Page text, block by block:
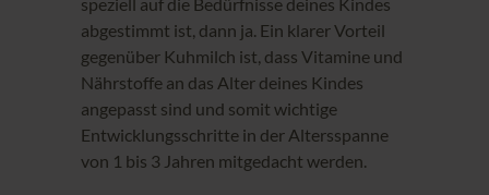
abgestimmt ist, dann ja. Ein klarer Vorteil
gegenüber Kuhmilch ist, dass Vitamine und
Nährstoffe an das Alter deines Kindes
angepasst sind und somit wichtige
Entwicklungsschritte in der Altersspanne
von 1 bis 3 Jahren mitgedacht werden.